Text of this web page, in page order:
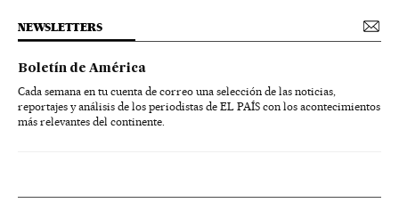
NEWSLETTERS
Boletín de América
Cada semana en tu cuenta de correo una selección de las noticias,
reportajes y análisis de los periodistas de EL PAÍS con los acontecimientos
más relevantes del continente.